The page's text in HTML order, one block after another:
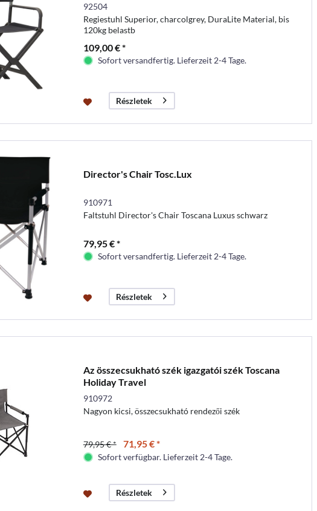
92504
Regiestuhl Superior, charcolgrey, DuraLite Material, bis
120kg belastb
109,00 € *
Sofort versandfertig. Lieferzeit 2-4 Tage.
Részletek
Director's Chair Tosc.Lux
910971
Faltstuhl Director's Chair Toscana Luxus schwarz
79,95 € *
Sofort versandfertig. Lieferzeit 2-4 Tage.
Részletek
Az összecsukható szék igazgatói szék Toscana
Holiday Travel
910972
Nagyon kicsi, összecsukható rendezői szék
79,95 € * 71,95 € *
Sofort verfügbar. Lieferzeit 2-4 Tage.
Részletek